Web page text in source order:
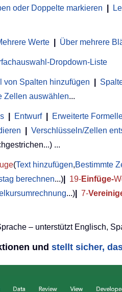
oder Doppelte markieren
Werte Über mehrere
Dropdown-Liste
von Spalten hinzufügen
Zellen auswählen...
Entwurf Erweiterte
Verschlüsseln/Zellen
...
(Text hinzufügen,Bestimmte
berechnen...) 19-Einfüge-
...) 7-
– unterstützt Englisch,
und stellt sicher,